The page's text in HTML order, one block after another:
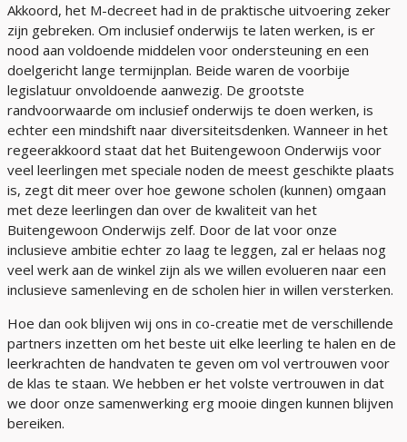
Akkoord, het M-decreet had in de praktische uitvoering zeker
zijn gebreken. Om inclusief onderwijs te laten werken, is er
nood aan voldoende middelen voor ondersteuning en een
doelgericht lange termijnplan. Beide waren de voorbije
legislatuur onvoldoende aanwezig. De grootste
randvoorwaarde om inclusief onderwijs te doen werken, is
echter een mindshift naar diversiteitsdenken. Wanneer in het
regeerakkoord staat dat het Buitengewoon Onderwijs voor
veel leerlingen met speciale noden de meest geschikte plaats
is, zegt dit meer over hoe gewone scholen (kunnen) omgaan
met deze leerlingen dan over de kwaliteit van het
Buitengewoon Onderwijs zelf. Door de lat voor onze
inclusieve ambitie echter zo laag te leggen, zal er helaas nog
veel werk aan de winkel zijn als we willen evolueren naar een
inclusieve samenleving en de scholen hier in willen versterken.
Hoe dan ook blijven wij ons in co-creatie met de verschillende
partners inzetten om het beste uit elke leerling te halen en de
leerkrachten de handvaten te geven om vol vertrouwen voor
de klas te staan. We hebben er het volste vertrouwen in dat
we door onze samenwerking erg mooie dingen kunnen blijven
bereiken.